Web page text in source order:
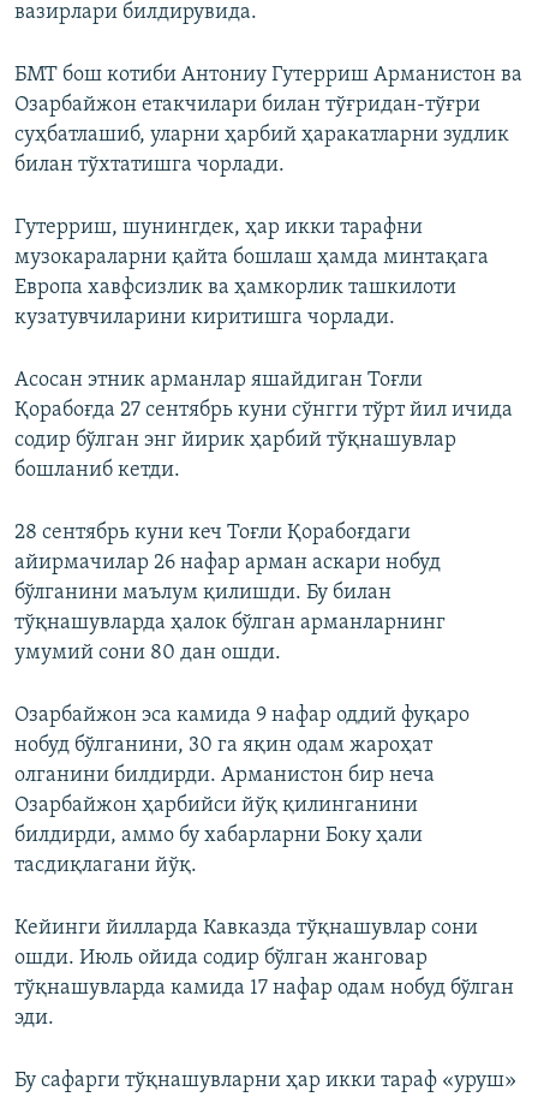
вазирлари билдирувида.
БМТ бош котиби Антониу Гутерриш Арманистон ва
Озарбайжон етакчилари билан тўғридан-тўғри
суҳбатлашиб, уларни ҳарбий ҳаракатларни зудлик
билан тўхтатишга чорлади.
Гутерриш, шунингдек, ҳар икки тарафни
музокараларни қайта бошлаш ҳамда минтақага
Европа хавфсизлик ва ҳамкорлик ташкилоти
кузатувчиларини киритишга чорлади.
Асосан этник арманлар яшайдиган Тоғли
Қорабоғда 27 сентябрь куни сўнгги тўрт йил ичида
содир бўлган энг йирик ҳарбий тўқнашувлар
бошланиб кетди.
28 сентябрь куни кеч Тоғли Қорабоғдаги
айирмачилар 26 нафар арман аскари нобуд
бўлганини маълум қилишди. Бу билан
тўқнашувларда ҳалок бўлган арманларнинг
умумий сони 80 дан ошди.
Озарбайжон эса камида 9 нафар оддий фуқаро
нобуд бўлганини, 30 га яқин одам жароҳат
олганини билдирди. Арманистон бир неча
Озарбайжон ҳарбийси йўқ қилинганини
билдирди, аммо бу хабарларни Боку ҳали
тасдиқлагани йўқ.
Кейинги йилларда Кавказда тўқнашувлар сони
ошди. Июль ойида содир бўлган жанговар
тўқнашувларда камида 17 нафар одам нобуд бўлган
эди.
Бу сафарги тўқнашувларни ҳар икки тараф «уруш»